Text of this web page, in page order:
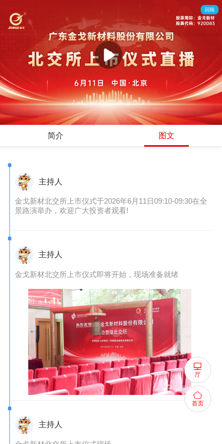
回顾
简介 图文
主持人
金戈新材北交所上市仪式于2026年6月11日09:10-09:30在全
景路演举办，欢迎广大投资者观看!
主持人
金戈新材北交所上市仪式即将开始，现场准备就绪
主持人
厅
首页